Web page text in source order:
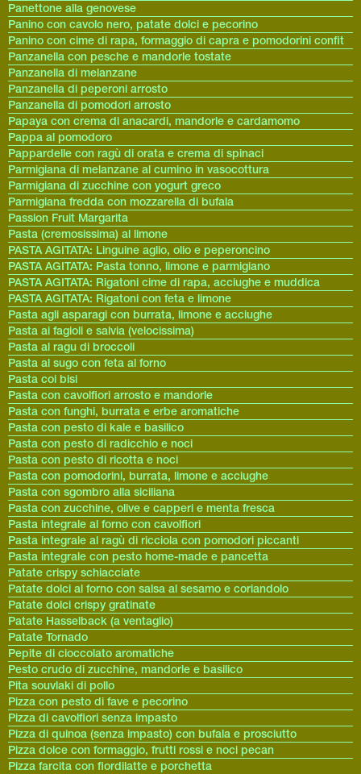
Panettone alla genovese
Panino con cavolo nero, patate dolci e pecorino
Panino con cime di rapa, formaggio di capra e pomodorini confit
Panzanella con pesche e mandorle tostate
Panzanella di melanzane
Panzanella di peperoni arrosto
Panzanella di pomodori arrosto
Papaya con crema di anacardi, mandorle e cardamomo
Pappa al pomodoro
Pappardelle con ragù di orata e crema di spinaci
Parmigiana di melanzane al cumino in vasocottura
Parmigiana di zucchine con yogurt greco
Parmigiana fredda con mozzarella di bufala
Passion Fruit Margarita
Pasta (cremosissima) al limone
PASTA AGITATA: Linguine aglio, olio e peperoncino
PASTA AGITATA: Pasta tonno, limone e parmigiano
PASTA AGITATA: Rigatoni cime di rapa, acciughe e muddica
PASTA AGITATA: Rigatoni con feta e limone
Pasta agli asparagi con burrata, limone e acciughe
Pasta ai fagioli e salvia (velocissima)
Pasta al ragu di broccoli
Pasta al sugo con feta al forno
Pasta coi bisi
Pasta con cavolfiori arrosto e mandorle
Pasta con funghi, burrata e erbe aromatiche
Pasta con pesto di kale e basilico
Pasta con pesto di radicchio e noci
Pasta con pesto di ricotta e noci
Pasta con pomodorini, burrata, limone e acciughe
Pasta con sgombro alla siciliana
Pasta con zucchine, olive e capperi e menta fresca
Pasta integrale al forno con cavolfiori
Pasta integrale al ragù di ricciola con pomodori piccanti
Pasta integrale con pesto home-made e pancetta
Patate crispy schiacciate
Patate dolci al forno con salsa al sesamo e coriandolo
Patate dolci crispy gratinate
Patate Hasselback (a ventaglio)
Patate Tornado
Pepite di cioccolato aromatiche
Pesto crudo di zucchine, mandorle e basilico
Pita souvlaki di pollo
Pizza con pesto di fave e pecorino
Pizza di cavolfiori senza impasto
Pizza di quinoa (senza impasto) con bufala e prosciutto
Pizza dolce con formaggio, frutti rossi e noci pecan
Pizza farcita con fiordilatte e porchetta